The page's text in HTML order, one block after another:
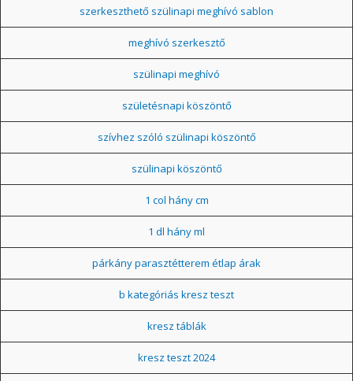
szerkeszthető szülinapi meghívó sablon
meghívó szerkesztő
szülinapi meghívó
születésnapi köszöntő
szívhez szóló szülinapi köszöntő
szülinapi köszöntő
1 col hány cm
1 dl hány ml
párkány parasztétterem étlap árak
b kategóriás kresz teszt
kresz táblák
kresz teszt 2024